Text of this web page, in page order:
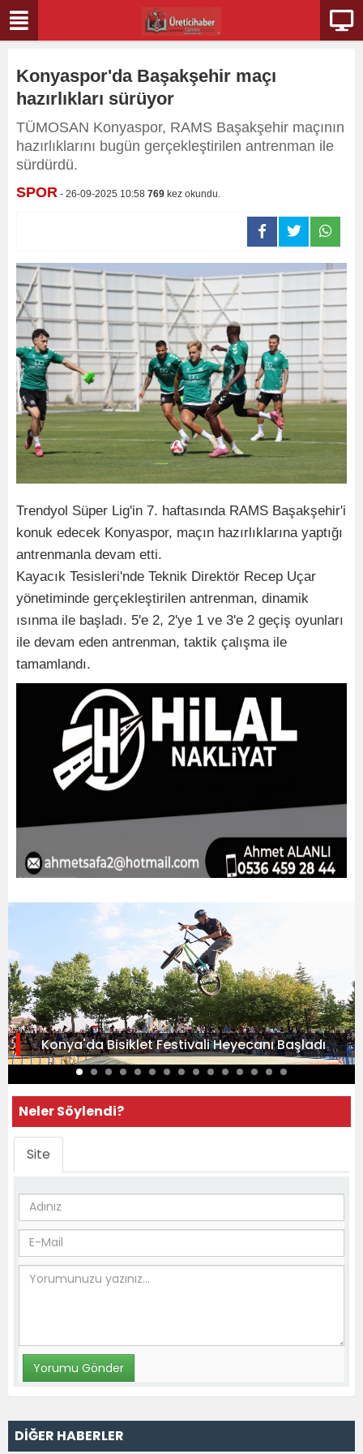
Konyaspor'da Başakşehir maçı
hazırlıkları sürüyor
TÜMOSAN Konyaspor, RAMS Başakşehir maçının
hazırlıklarını bugün gerçekleştirilen antrenman ile
sürdürdü.
SPOR - 26-09-2025 10:58 769 kez okundu.
Trendyol Süper Lig'in 7. haftasında RAMS Başakşehir'i
konuk edecek Konyaspor, maçın hazırlıklarına yaptığı
antrenmanla devam etti.
Kayacık Tesisleri'nde Teknik Direktör Recep Uçar
yönetiminde gerçekleştirilen antrenman, dinamik
ısınma ile başladı. 5'e 2, 2'ye 1 ve 3'e 2 geçiş oyunları
ile devam eden antrenman, taktik çalışma ile
tamamlandı.
Konya'da Bisiklet Festivali Heyecanı Başladı
Neler Söylendi?
Site
DİĞER HABERLER